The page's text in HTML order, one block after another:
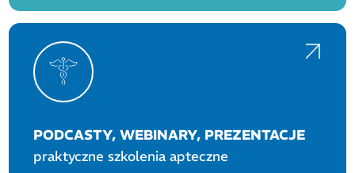
PODCASTY, WEBINARY, PREZENTACJE
praktyczne szkolenia apteczne